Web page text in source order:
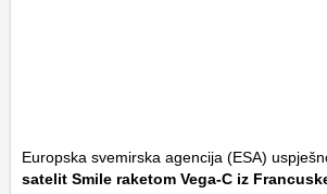
Europska svemirska agencija (ESA)
satelit Smile raketom Vega-C iz